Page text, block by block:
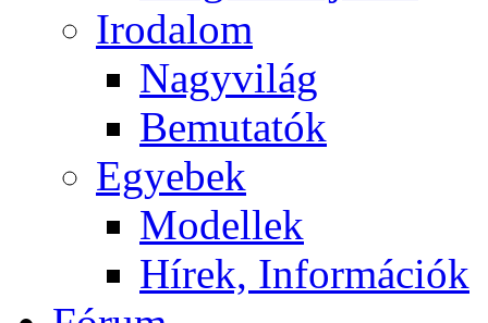
Irodalom
Nagyvilág
Bemutatók
Egyebek
Modellek
Hírek, Információk